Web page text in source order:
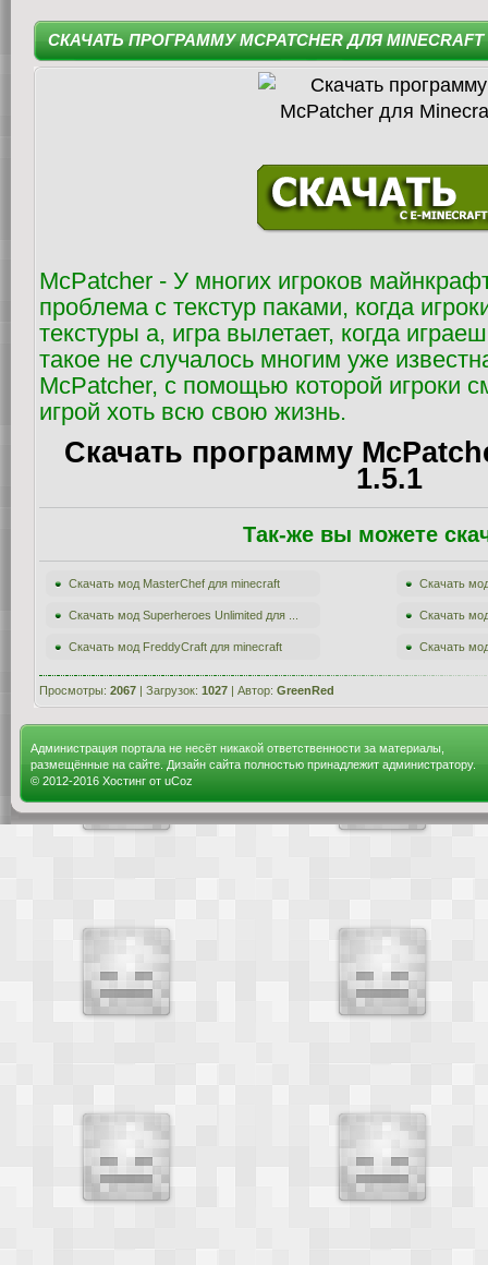
СКАЧАТЬ ПРОГРАММУ MCPATCHER ДЛЯ MINECRAFT
McPatcher - У многих игроков
проблема с текстур паками, когда
текстуры а, игра вылетает, когда
такое не случалось многим уже
McPatcher, с помощью которой игроки
игрой хоть всю свою жизнь.
Скачать программу
1.5.1
Так-же вы можете
Скачать мод MasterChef для minecraft Скачать
Скачать мод Superheroes Unlimited для ... Скачать
Скачать мод FreddyCraft для minecraft Скачать
Просмотры: 2067 | Загрузок: 1027 | Автор: GreenRed
Администрация портала не несёт никакой ответственности за материалы,
размещённые на сайте. Дизайн сайта полностью принадлежит администратору.
© 2012-2016 Хостинг от uCoz